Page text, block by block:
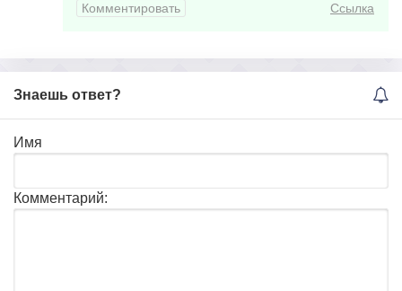
Комментировать Ссылка
Знаешь ответ?
Имя
Комментарий: